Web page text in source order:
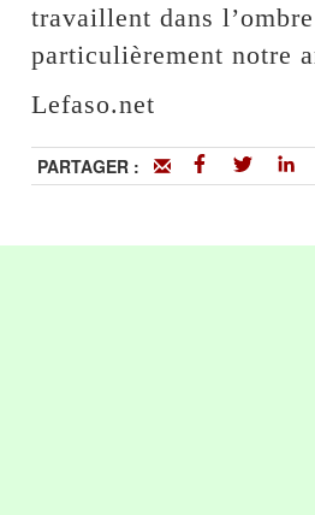
travaillent dans
particulièrement notre
Lefaso.net
PARTAGER :